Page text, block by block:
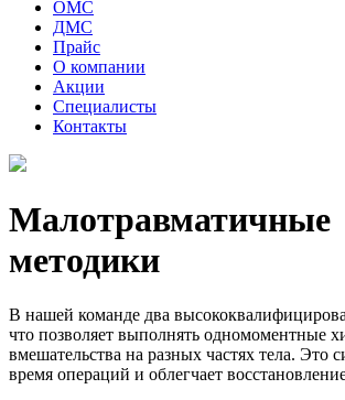
ОМС
ДМС
Прайс
О компании
Акции
Специалисты
Контакты
Малотравматичные
методики
В нашей команде два
что позволяет выполнять одномоментные
вмешательства на разных частях тела. Это
время операций и облегчает